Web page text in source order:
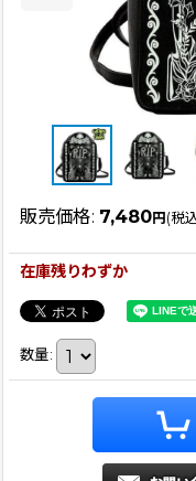
販売価格: 7,480円 (税
在庫残りわずか
数量: